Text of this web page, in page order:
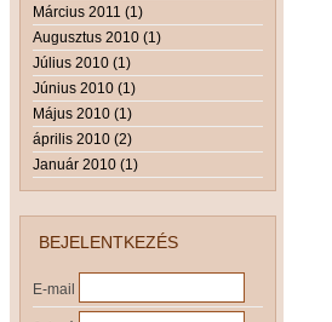
Március 2011 (1)
Augusztus 2010 (1)
Július 2010 (1)
Június 2010 (1)
Május 2010 (1)
április 2010 (2)
Január 2010 (1)
BEJELENTKEZÉS
E-mail